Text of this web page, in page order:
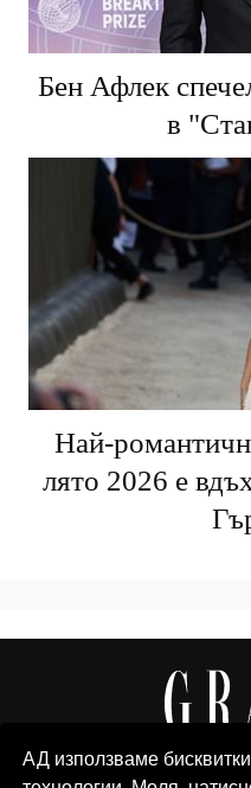
АД използваме
Бен Афлек
в
Най-
лято 2026 е